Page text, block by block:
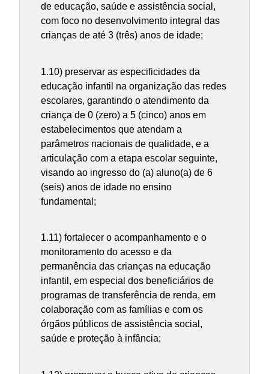
de educação, saúde e assistência social,
com foco no desenvolvimento integral das
crianças de até 3 (três) anos de idade;
1.10) preservar as especificidades da
educação infantil na organização das redes
escolares, garantindo o atendimento da
criança de 0 (zero) a 5 (cinco) anos em
estabelecimentos que atendam a
parâmetros nacionais de qualidade, e a
articulação com a etapa escolar seguinte,
visando ao ingresso do (a) aluno(a) de 6
(seis) anos de idade no ensino
fundamental;
1.11) fortalecer o acompanhamento e o
monitoramento do acesso e da
permanência das crianças na educação
infantil, em especial dos beneficiários de
programas de transferência de renda, em
colaboração com as famílias e com os
órgãos públicos de assistência social,
saúde e proteção à infância;